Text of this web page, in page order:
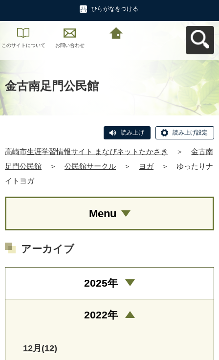
ひらがなをつける
このサイトについて お問い合わせ
金古南足門公民館
読み上げ 読み上げ設定
高崎市生涯学習情報サイト まなびネットたかさき ＞
金古南
足門公民館
＞ 公民館サークル ＞ ヨガ ＞
ゆったりナ
イトヨガ
Menu
アーカイブ
2025年
2022年
12月(12)